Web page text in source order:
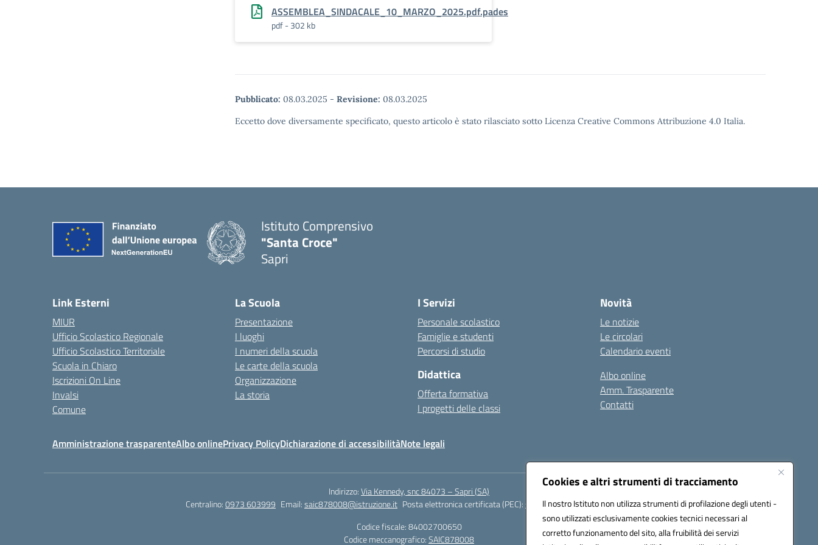
Cookies e altri strumenti di tracciamento
Il nostro Istituto non utilizza strumenti di profilazione degli utenti -
sono utilizzati esclusivamente cookies tecnici necessari al
corretto funzionamento del sito, alla fruibilità dei servizi
ASSEMBLEA_SINDACALE_10_MARZO_2025.pdf.pades
pdf - 302 kb
Pubblicato: 08.03.2025 - Revisione: 08.03.2025
Eccetto dove diversamente specificato, questo articolo è stato rilasciato sotto Licenza Creative Commons Attribuzione 4.0 Italia.
Istituto Comprensivo
"Santa Croce"
Sapri
Link Esterni
MIUR
Ufficio Scolastico Regionale
Ufficio Scolastico Territoriale
Scuola in Chiaro
Iscrizioni On Line
Invalsi
Comune
La Scuola
Presentazione
I luoghi
I numeri della scuola
Le carte della scuola
Organizzazione
La storia
I Servizi
Personale scolastico
Famiglie e studenti
Percorsi di studio
Didattica
Offerta formativa
I progetti delle classi
Novità
Le notizie
Le circolari
Calendario eventi
Albo online
Amm. Trasparente
Contatti
Amministrazione trasparenteAlbo onlinePrivacy PolicyDichiarazione di accessibilitàNote legali
Indirizzo:Via Kennedy, snc 84073 – Sapri (SA)
Centralino:0973 603999 Email:saic878008@istruzione.it Posta elettronica certificata (PEC):saic878008@pec.istruzione.it
Codice fiscale: 84002700650
Codice meccanografico:SAIC878008